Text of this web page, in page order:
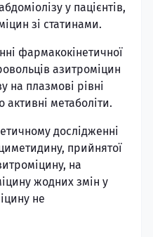
у пацієнтів,
зі статинами.
фармакокінетичної
азитроміцин
на плазмові рівні
метаболіти.
дослідженні
прийнятої
на
жодних змін у
не